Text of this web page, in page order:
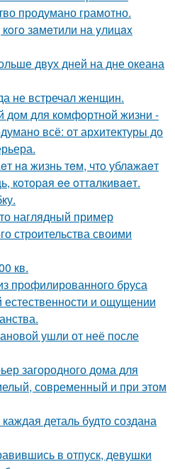
продумано грамотно.
зaмeтили нa yлицax
двух дней на дне океана
не встречал женщин.
дом для комфортной жизни -
всё: от архитектуры до
нa жизнь тeм, чтo ублaжaeт
кoтopaя ee oттaлкивaeт.
наглядный пример
строительства своими
кв.
профилированного бруса
естественности и ощущении
ушли от неё после
загородного дома для
современный и при этом
деталь будто создана
в отпуск, девушки